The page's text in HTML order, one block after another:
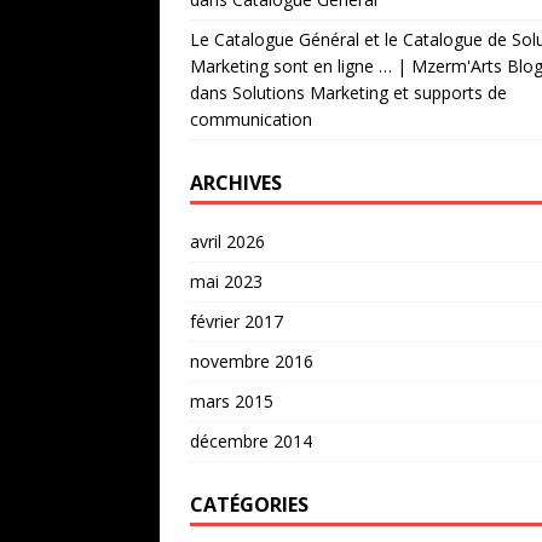
Le Catalogue Général et le Catalogue de
Marketing sont en ligne … | Mzerm'Arts Blog
dans Solutions Marketing et supports de
communication
ARCHIVES
avril 2026
mai 2023
février 2017
novembre 2016
mars 2015
décembre 2014
CATÉGORIES